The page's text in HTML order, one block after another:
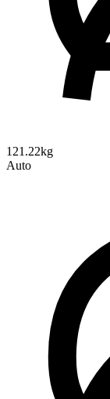
121.22kg
Auto